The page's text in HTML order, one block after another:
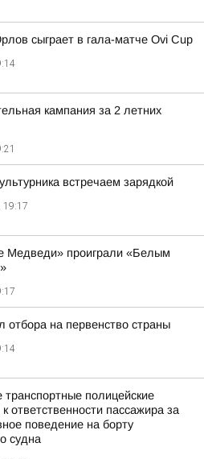
сыграет в гала-матче Ovi Cup
кампания за 2 летних
встречаем зарядкой
19:17
Медведи» проиграли «Белым
отбора на первенство страны
транспортные полицейские
ответственности пассажира за
поведение на борту
судна